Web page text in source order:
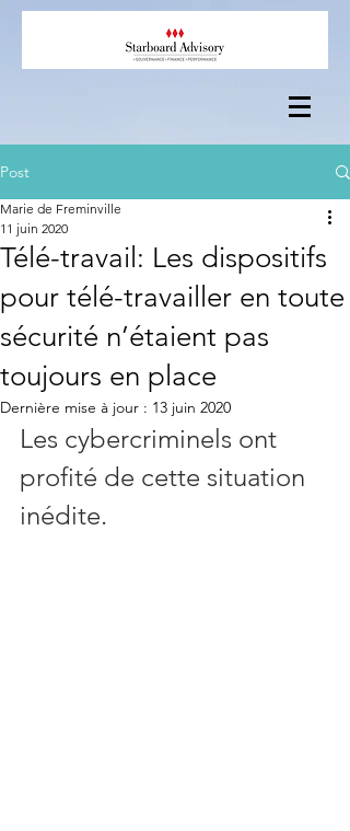
Post
Télé-travail: Les dispositifs
pour télé-travailler en toute
sécurité n’étaient pas
toujours en place
Marie de Freminville
11 juin 2020
Dernière mise à jour : 13 juin 2020
Les cybercriminels ont
profité de cette situation
inédite.